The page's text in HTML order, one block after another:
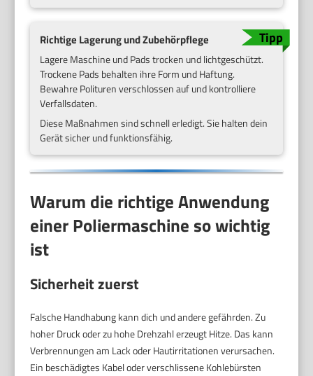
Richtige Lagerung und Zubehörpflege
Lagere Maschine und Pads trocken und lichtgeschützt.
Trockene Pads behalten ihre Form und Haftung.
Bewahre Polituren verschlossen auf und kontrolliere
Verfallsdaten.
Diese Maßnahmen sind schnell erledigt. Sie halten dein
Gerät sicher und funktionsfähig.
Warum die richtige Anwendung
einer Poliermaschine so wichtig
ist
Sicherheit zuerst
Falsche Handhabung kann dich und andere gefährden. Zu
hoher Druck oder zu hohe Drehzahl erzeugt Hitze. Das kann
Verbrennungen am Lack oder Hautirritationen verursachen.
Ein beschädigtes Kabel oder verschlissene Kohlebürsten